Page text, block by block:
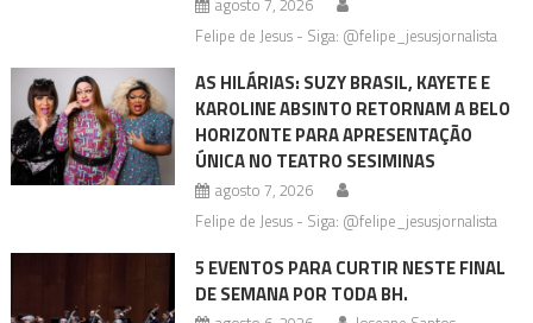
agosto 7, 2026
Felipe de Jesus - Siga: @felipe_jesusjornalista
AS HILÁRIAS: SUZY BRASIL, KAYETE E
KAROLINE ABSINTO RETORNAM A BELO
HORIZONTE PARA APRESENTAÇÃO
ÚNICA NO TEATRO SESIMINAS
agosto 7, 2026
Felipe de Jesus - Siga: @felipe_jesusjornalista
5 EVENTOS PARA CURTIR NESTE FINAL
DE SEMANA POR TODA BH.